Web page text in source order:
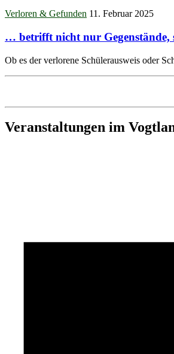
Verloren & Gefunden 11. Februar 2025
… betrifft nicht nur Gegenstände,
Ob es der verlorene Schülerausweis oder
Veranstaltungen im